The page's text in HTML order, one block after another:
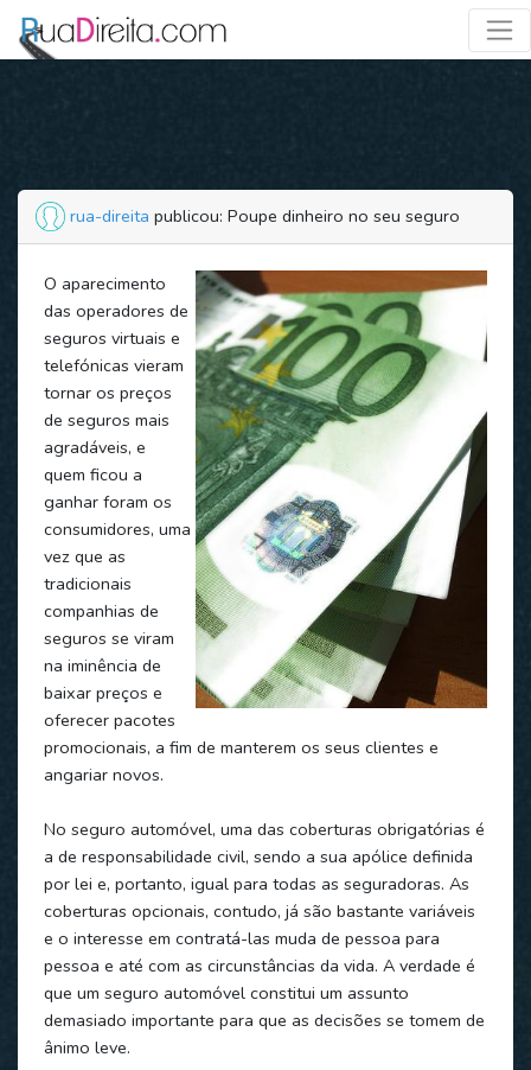
rua-direita publicou: Poupe dinheiro no seu seguro
O aparecimento
das operadores de
seguros virtuais e
telefónicas vieram
tornar os preços
de seguros mais
agradáveis, e
quem ficou a
ganhar foram os
consumidores, uma
vez que as
tradicionais
companhias de
seguros se viram
na iminência de
baixar preços e
oferecer pacotes
promocionais, a fim de manterem os seus clientes e
angariar novos.
No seguro automóvel, uma das coberturas obrigatórias é
a de responsabilidade civil, sendo a sua apólice definida
por lei e, portanto, igual para todas as seguradoras. As
coberturas opcionais, contudo, já são bastante variáveis
e o interesse em contratá-las muda de pessoa para
pessoa e até com as circunstâncias da vida. A verdade é
que um seguro automóvel constitui um assunto
demasiado importante para que as decisões se tomem de
ânimo leve.